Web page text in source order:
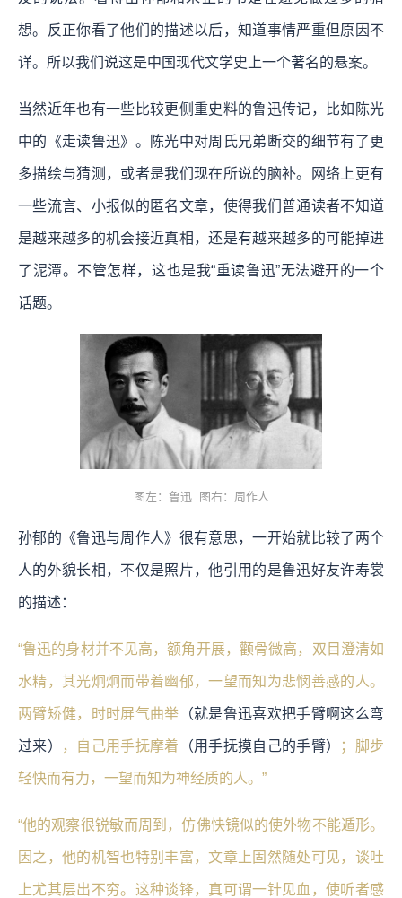
想。反正你看了他们的描述以后，知道事情严重但原因不
详。所以我们说这是中国现代文学史上一个著名的悬案。
当然近年也有一些比较更侧重史料的鲁迅传记，比如陈光
中的《走读鲁迅》。陈光中对周氏兄弟断交的细节有了更
多描绘与猜测，或者是我们现在所说的脑补。网络上更有
一些流言、小报似的匿名文章，使得我们普通读者不知道
是越来越多的机会接近真相，还是有越来越多的可能掉进
了泥潭。不管怎样，这也是我“重读鲁迅”无法避开的一个
话题。
图左：鲁迅 图右：周作人
孙郁的《鲁迅与周作人》很有意思，一开始就比较了两个
人的外貌长相，不仅是照片，他引用的是鲁迅好友许寿裳
的描述：
“鲁迅的身材并不见高，额角开展，颧骨微高，双目澄清如
水精，其光炯炯而带着幽郁，一望而知为悲悯善感的人。
两臂矫健，时时屏气曲举 （就是鲁迅喜欢把手臂啊这么弯
过来） ，自己用手抚摩着 （用手抚摸自己的手臂） ；脚步
轻快而有力，一望而知为神经质的人。”
“他的观察很锐敏而周到，仿佛快镜似的使外物不能遁形。
因之，他的机智也特别丰富，文章上固然随处可见，谈吐
上尤其层出不穷。这种谈锋，真可谓一针见血，使听者感